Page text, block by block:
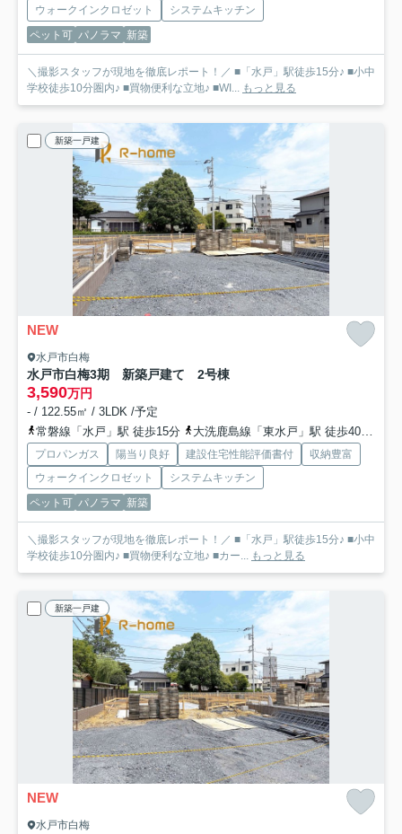
ウォークインクロゼット
システムキッチン
ペット可 パノラマ 新築
＼撮影スタッフが現地を徹底レポート！／ ■「水戸」駅徒歩15分♪ ■小中
学校徒歩10分圏内♪ ■買物便利な立地♪ ■WI... もっと見る
新築一戸建
NEW
水戸市白梅
水戸市白梅3期 新築戸建て 2号棟
3,590万円
- / 122.55㎡ / 3LDK /予定
常磐線「水戸」駅 徒歩15分
大洗鹿島線「東水戸」駅 徒歩40分車9分 3.2km
プロパンガス 陽当り良好 建設住宅性能評価書付
収納豊富
ウォークインクロゼット
システムキッチン
ペット可 パノラマ 新築
＼撮影スタッフが現地を徹底レポート！／ ■「水戸」駅徒歩15分♪ ■小中
学校徒歩10分圏内♪ ■買物便利な立地♪ ■カー... もっと見る
新築一戸建
NEW
水戸市白梅